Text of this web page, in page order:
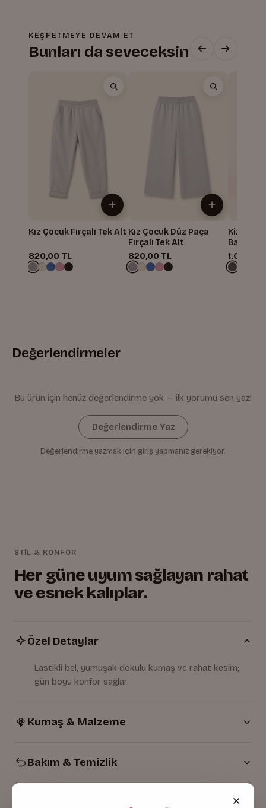
KEŞFETMEYE DEVAM ET
Bunları da seveceksin
Kız Çocuk Fırçalı Tek Alt
820,00 TL
Kız Çocuk Düz Paça
Fırçalı Tek Alt
820,00 TL
Kiz
Baskili
Alti
1.004,99
Değerlendirmeler
Bu ürün için henüz değerlendirme yok — ilk yorumu sen yaz!
Değerlendirme Yaz
Değerlendirme yazmak için giriş yapmanız gerekiyor.
STİL & KONFOR
Her güne uyum sağlayan rahat
ve esnek kalıplar.
Özel Detaylar
Lastikli bel, yumuşak dokulu kumaş ve rahat kesim;
gün boyu konfor sağlar.
Kumaş & Malzeme
Bakım & Temizlik